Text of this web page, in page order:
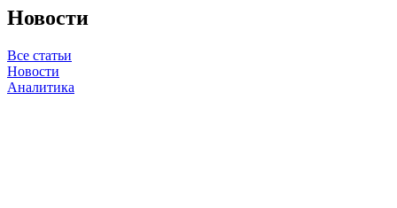
Новости
Все статьи
Новости
Аналитика